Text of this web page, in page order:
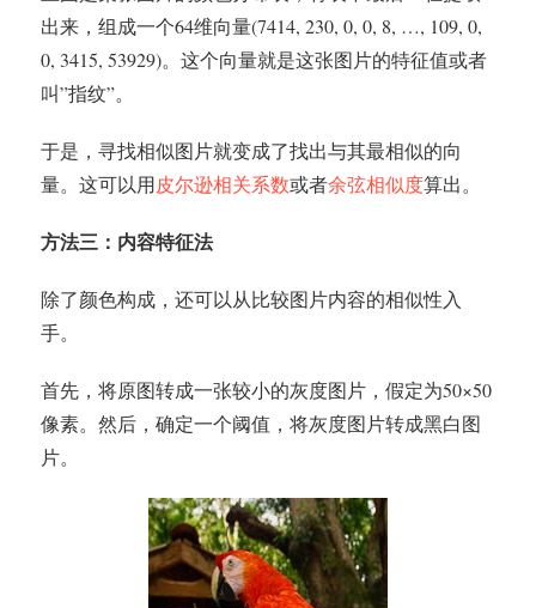
出来，组成一个64维向量(7414, 230, 0, 0, 8, …, 109, 0,
0, 3415, 53929)。这个向量就是这张图片的特征值或者
叫”指纹”。
于是，寻找相似图片就变成了找出与其最相似的向
量。这可以用皮尔逊相关系数或者余弦相似度算出。
方法三：内容特征法
除了颜色构成，还可以从比较图片内容的相似性入
手。
首先，将原图转成一张较小的灰度图片，假定为50×50
像素。然后，确定一个阈值，将灰度图片转成黑白图
片。